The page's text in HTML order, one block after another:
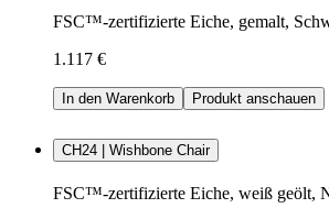
FSC™-zertifizierte Eiche, gemalt,
1.117 €
In den Warenkorb Produkt anschauen
CH24 | Wishbone Chair
FSC™-zertifizierte Eiche, weiß geölt,